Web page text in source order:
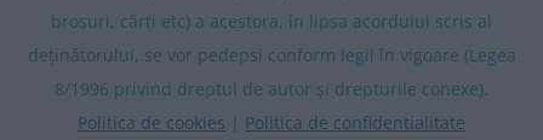
broșuri, cărți etc) a acestora, în lipsa acordului scris al
deținătorului, se vor pedepsi conform legii în vigoare (Legea
8/1996 privind dreptul de autor și drepturile conexe).
Politica de cookies | Politica de confidentialitate